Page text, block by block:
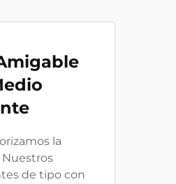
la
de tipo con